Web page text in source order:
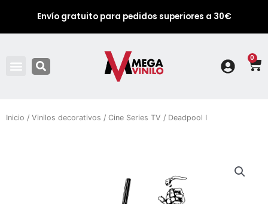
Envío gratuito para pedidos superiores a 30€
0
Inicio / Vinilos decorativos / Cine Series TV / Deadpool I